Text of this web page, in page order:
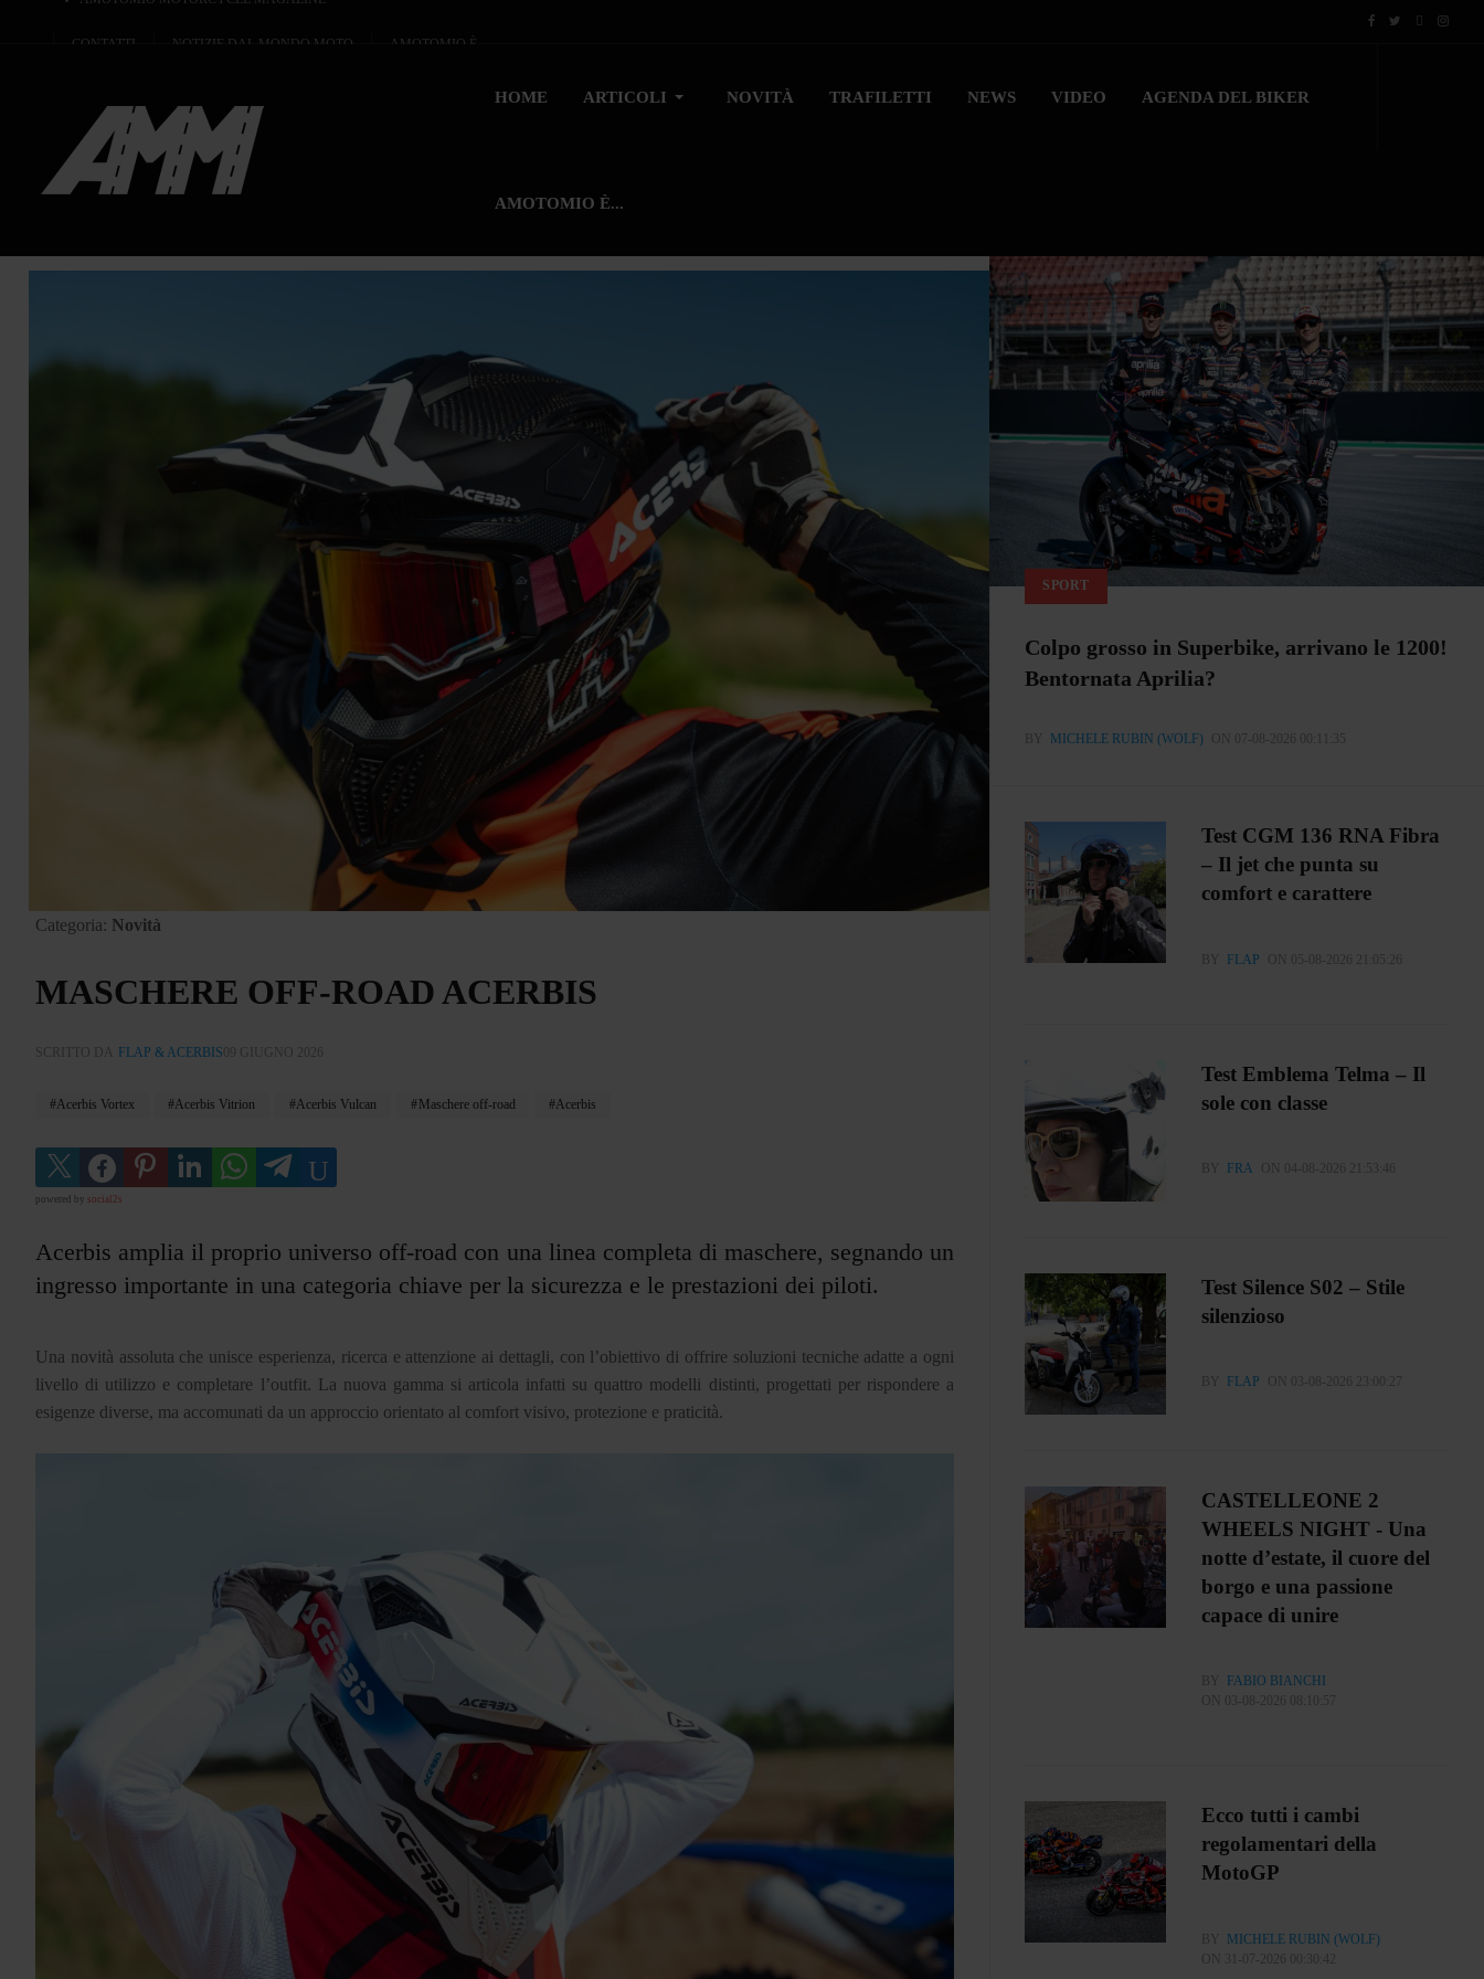
CONTATTI NOTIZIE DAL MONDO MOTO AMOTOMIO È...
HOME ARTICOLI NOVITÀ TRAFILETTI NEWS VIDEO AGENDA DEL BIKER
AMOTOMIO È...
Categoria: Novità
MASCHERE OFF-ROAD ACERBIS
SCRITTO DA FLAP & ACERBIS 09 GIUGNO 2026
Acerbis Vortex Acerbis Vitrion Acerbis Vulcan Maschere off-road Acerbis
powered by social2s
Acerbis amplia il proprio universo off-road con una linea completa di maschere, segnando un
ingresso importante in una categoria chiave per la sicurezza e le prestazioni dei piloti.
Una novità assoluta che unisce esperienza, ricerca e attenzione ai dettagli, con l’obiettivo di offrire soluzioni tecniche adatte a ogni
livello di utilizzo e completare l’outfit. La nuova gamma si articola infatti su quattro modelli distinti, progettati per rispondere a
esigenze diverse, ma accomunati da un approccio orientato al comfort visivo, protezione e praticità.
SPORT
Colpo grosso in Superbike, arrivano le 1200!
Bentornata Aprilia?
BY MICHELE RUBIN (WOLF) ON 07-08-2026 00:11:35
Test CGM 136 RNA Fibra
– Il jet che punta su
comfort e carattere
BY FLAP ON 05-08-2026 21:05:26
Test Emblema Telma – Il
sole con classe
BY FRA ON 04-08-2026 21:53:46
Test Silence S02 – Stile
silenzioso
BY FLAP ON 03-08-2026 23:00:27
CASTELLEONE 2
WHEELS NIGHT - Una
notte d’estate, il cuore del
borgo e una passione
capace di unire
BY
FABIO BIANCHI
ON 03-08-2026 08:10:57
Ecco tutti i cambi
regolamentari della
MotoGP
BY
MICHELE RUBIN (WOLF)
ON 31-07-2026 00:30:42